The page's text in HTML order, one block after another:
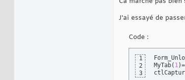
J'ai essayé de
Code :
1
2
3
MyTab( 1)